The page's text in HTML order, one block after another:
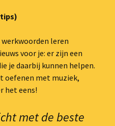
werkwoorden leren
voor je: er zijn een
je daarbij kunnen helpen.
oefenen met muziek,
het eens!
met de beste